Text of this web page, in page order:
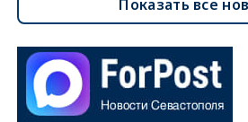
Показать все